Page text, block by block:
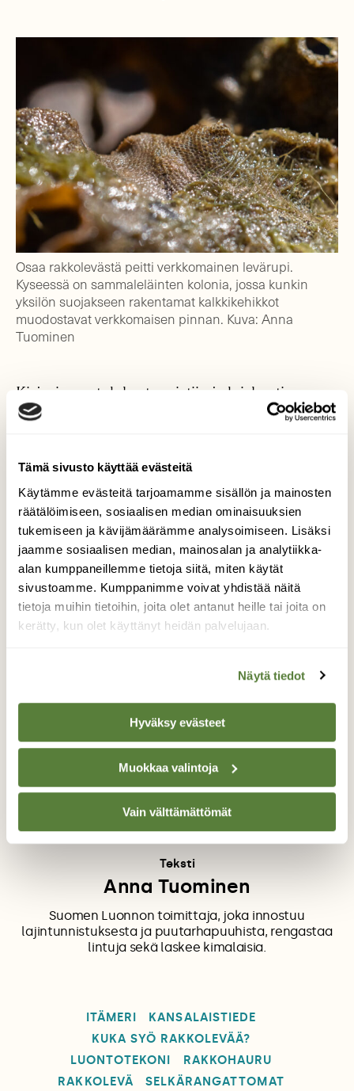
Tämä sivusto käyttää evästeitä
Käytämme evästeitä tarjoamamme sisällön ja mainosten
räätälöimiseen, sosiaalisen median ominaisuuksien
tukemiseen ja kävijämäärämme analysoimiseen. Lisäksi
jaamme sosiaalisen median, mainosalan ja analytiikka-
alan kumppaneillemme tietoja siitä, miten käytät
sivustoamme. Kumppanimme voivat yhdistää näitä
tietoja muihin tietoihin, joita olet antanut heille tai joita on
kerätty, kun olet käyttänyt heidän palvelujaan.
Näytä tiedot
Hyväksy evästeet
Muokkaa valintoja
Vain välttämättömät
Osaa rakkolevästä peitti verkkomainen levärupi.
Kyseessä on sammaleläinten kolonia, jossa kunkin
yksilön suojakseen rakentamat kalkkikehikkot
muodostavat verkkomaisen pinnan. Kuva: Anna
Tuominen
Kirjasimme tulokset muistiin ja loiskautimme
ämpärin sisällön levineen takaisin mereen.
Lopuksi lähetin ohjeissa listatut tiedot
sähköpostilla rakkolevätiimille.
Kurkkaa muitakansalaistiedeprojekteja
Lajitietokeskuksen sivuilta!
LyhytdokumenttiElämää
rakkohauruvyöhykkeessä on toteutettu osana
Åbo Akademin Kuka syö rakkolevää? -
kulturfonden. Yhteistyössä myös ÅlandSeaMap-
hanke ja Stiftelsen för Åbo Akademi.
Teksti
Anna Tuominen
Suomen Luonnon toimittaja, joka innostuu
lajintunnistuksesta ja puutarhapuuhista, rengastaa
lintuja sekä laskee kimalaisia.
ITÄMERI
KANSALAISTIEDE
KUKA SYÖ RAKKOLEVÄÄ?
LUONTOTEKONI
RAKKOHAURU
RAKKOLEVÄ
SELKÄRANGATTOMAT